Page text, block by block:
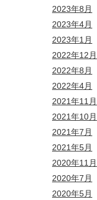
2023年8月
2023年4月
2023年1月
2022年12月
2022年8月
2022年4月
2021年11月
2021年10月
2021年7月
2021年5月
2020年11月
2020年7月
2020年5月